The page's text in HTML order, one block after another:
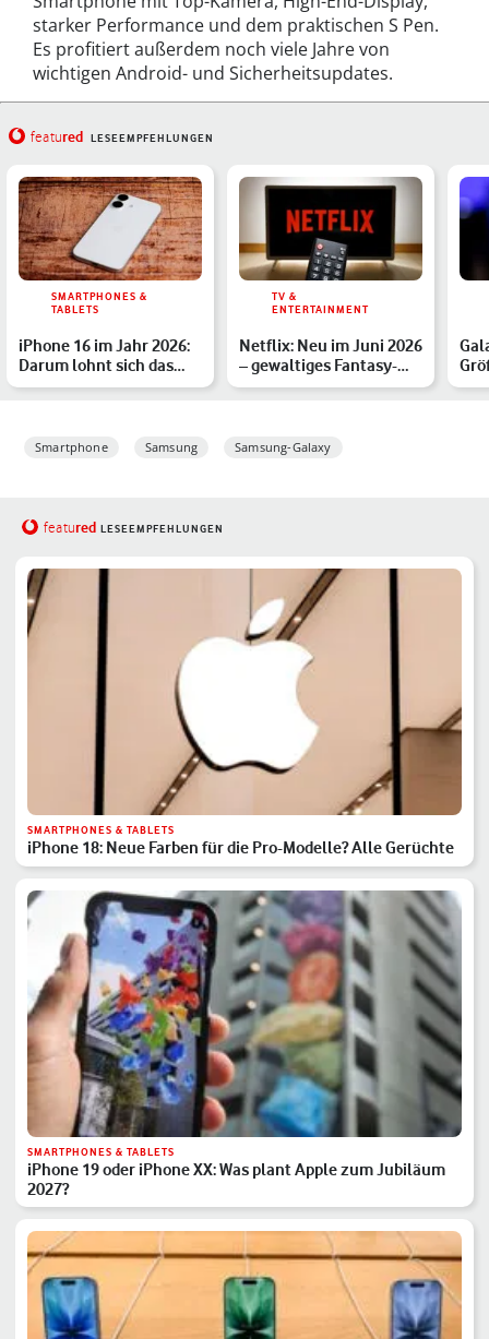
starker Performance und dem praktischen S Pen.
Es profitiert außerdem noch viele Jahre von
wichtigen Android- und Sicherheitsupdates.
featured LESEEMPFEHLUNGEN
SMARTPHONES &
TABLETS
iPhone 16 im Jahr 2026:
Darum lohnt sich das
Modell noch
TV &
ENTERTAINMENT
Netflix: Neu im Juni 2026
– gewaltiges Fantasy-
Epos, Avatar-Forts…
Smartphone Samsung Samsung-Galaxy
featured LESEEMPFEHLUNGEN
SMARTPHONES & TABLETS
iPhone 18: Neue Farben für die Pro-Modelle? Alle Gerüchte
SMARTPHONES & TABLETS
iPhone 19 oder iPhone XX: Was plant Apple zum Jubiläum
2027?